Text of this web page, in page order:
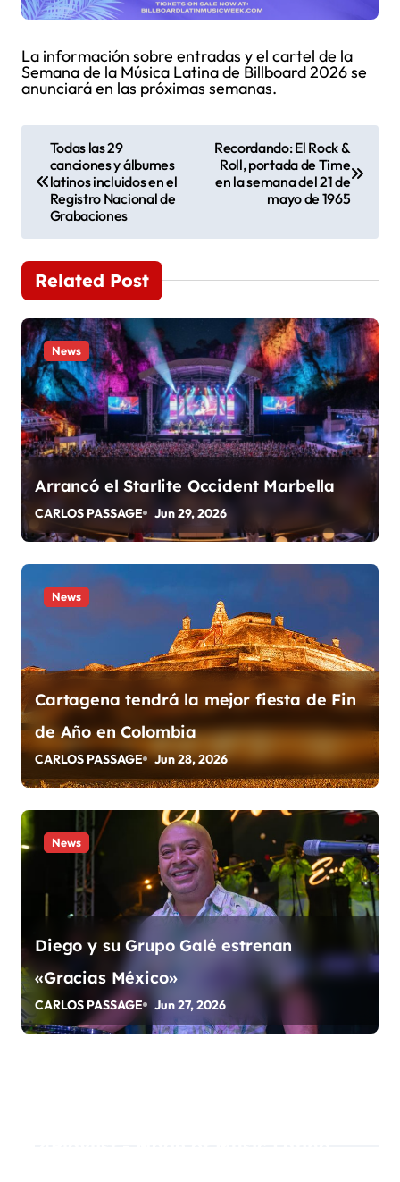
La información sobre entradas y el cartel de la
Semana de la Música Latina de Billboard 2026 se
anunciará en las próximas semanas.
a
e
g
a
c
i
ó
n
d
e
e
t
r
a
d
a
s
Todas las 29
canciones y álbumes
latinos incluidos en el
Registro Nacional de
Grabaciones
Recordando: El Rock &
Roll, portada de Time
en la semana del 21 de
mayo de 1965
Related Post
News
Arrancó el Starlite Occident Marbella
CARLOS PASSAGE Jun 29, 2026
News
Cartagena tendrá la mejor fiesta de Fin
de Año en Colombia
CARLOS PASSAGE Jun 28, 2026
News
Diego y su Grupo Galé estrenan
«Gracias México»
CARLOS PASSAGE Jun 27, 2026